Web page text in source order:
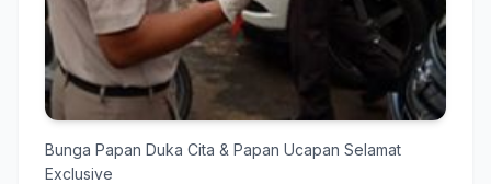
Bunga Papan Duka Cita & Papan Ucapan Selamat
Exclusive